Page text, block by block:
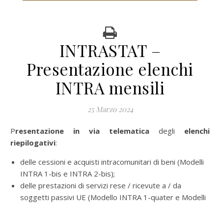
INTRASTAT –
Presentazione elenchi
INTRA mensili
25 Marzo 2024
Presentazione in via telematica degli elenchi
riepilogativi:
delle cessioni e acquisti intracomunitari di beni (Modelli
INTRA 1-bis e INTRA 2-bis);
delle prestazioni di servizi rese / ricevute a / da
soggetti passivi UE (Modello INTRA 1-quater e Modelli